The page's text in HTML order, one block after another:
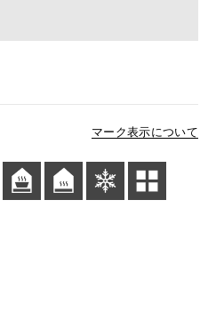
マーク表示について